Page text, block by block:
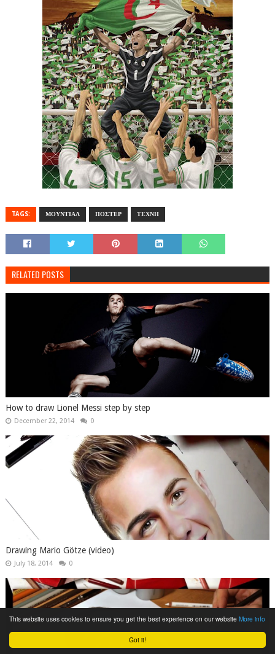
Got it!
This website uses cookies to ensure you get the best experience on our website More info
TAGS: ΜΟΥΝΤΙΑΛ ΠΟΣΤΕΡ ΤΕΧΝΗ
RELATED POSTS
How to draw Lionel Messi step by step
December 22, 2014 0
Drawing Mario Götze (video)
July 18, 2014 0